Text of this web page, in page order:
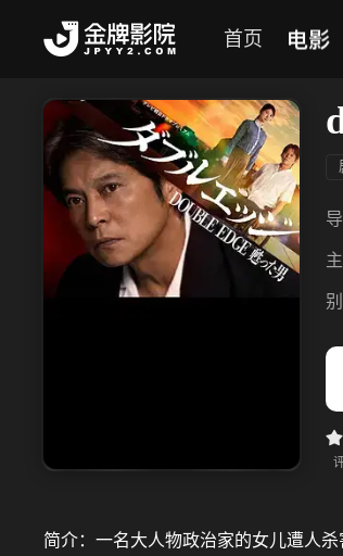
首页 电影
简介：一名大人物政治家的女儿遭人